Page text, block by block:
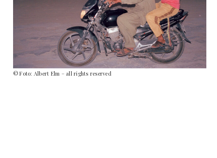
© Foto: Albert Elm – all rights reserved